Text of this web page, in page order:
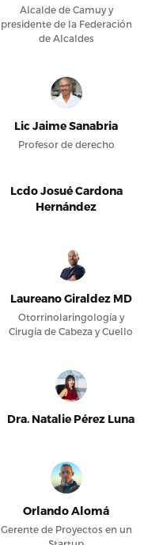
Alcalde de Camuy y
presidente de la Federación
de Alcaldes
Lic Jaime Sanabria
Profesor de derecho
Lcdo Josué Cardona
Hernández
Laureano Giraldez MD
Otorrinolaringología y
Cirugía de Cabeza y Cuello
Dra. Natalie Pérez Luna
Orlando Alomá
Gerente de Proyectos en un